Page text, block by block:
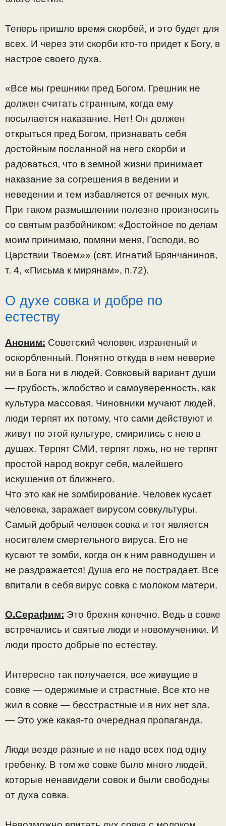
Теперь пришло время скорбей, и это будет для
всех. И через эти скорби кто-то придет к Богу, в
настрое своего духа.
«Все мы грешники пред Богом. Грешник не
должен считать странным, когда ему
посылается наказание. Нет! Он должен
открыться пред Богом, признавать себя
достойным посланной на него скорби и
радоваться, что в земной жизни принимает
наказание за согрешения в ведении и
неведении и тем избавляется от вечных мук.
При таком размышлении полезно произносить
со святым разбойником: «Достойное по делам
моим принимаю, помяни меня, Господи, во
Царствии Твоем»» (свт. Игнатий Брянчанинов,
т. 4, «Письма к мирянам», п.72).
О духе совка и добре по
естеству
Аноним: Советский человек, израненый и
оскорбленный. Понятно откуда в нем неверие
ни в Бога ни в людей. Совковый вариант души
— грубость, жлобство и самоуверенность, как
культура массовая. Чиновники мучают людей,
люди терпят их потому, что сами действуют и
живут по этой культуре, смирились с нею в
душах. Терпят СМИ, терпят ложь, но не терпят
простой народ вокруг себя, малейшего
искушения от ближнего.
Что это как не зомбирование. Человек кусает
человека, заражает вирусом совкультуры.
Самый добрый человек совка и тот является
носителем смертельного вируса. Его не
кусают те зомби, когда он к ним равнодушен и
не раздражается! Душа его не пострадает. Все
впитали в себя вирус совка с молоком матери.
О.Серафим: Это брехня конечно. Ведь в совке
встречались и святые люди и новомученики. И
люди просто добрые по естеству.
Интересно так получается, все живущие в
совке — одержимые и страстные. Все кто не
жил в совке — бесстрастные и в них нет зла.
— Это уже какая-то очередная пропаганда.
Люди везде разные и не надо всех под одну
гребенку. В том же совке было много людей,
которые ненавидели совок и были свободны
от духа совка.